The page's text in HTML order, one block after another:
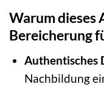
Warum dieses
Bereicherung
Authentisches
Nachbildung